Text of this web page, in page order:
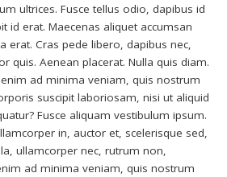
ultrices. Fusce tellus odio, dapibus id
id erat. Maecenas aliquet accumsan
erat. Cras pede libero, dapibus nec,
quis. Aenean placerat. Nulla quis diam.
ad minima veniam, quis nostrum
suscipit laboriosam, nisi ut aliquid
Fusce aliquam vestibulum ipsum.
in, auctor et, scelerisque sed,
ullamcorper nec, rutrum non,
ad minima veniam, quis nostrum